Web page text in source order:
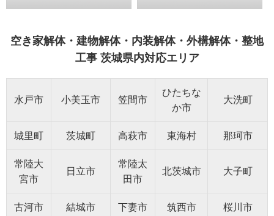
空き家解体・建物解体・内装解体・外構解体・整地
工事 茨城県内対応エリア
水戸市 小美玉市 笠間市
ひたちな
か市
大洗町
城里町 茨城町 高萩市 東海村 那珂市
常陸大
宮市
日立市
常陸太
田市
北茨城市 大子町
古河市 結城市 下妻市 筑西市 桜川市